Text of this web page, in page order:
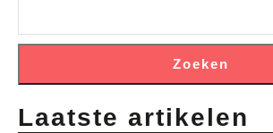
Zoeken
Laatste artikelen